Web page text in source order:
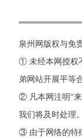
泉州网版权与免
① 未经本网授权
弟网站开展平等
② 凡本网注明“
我们将及时处理。
③ 由于网络的特